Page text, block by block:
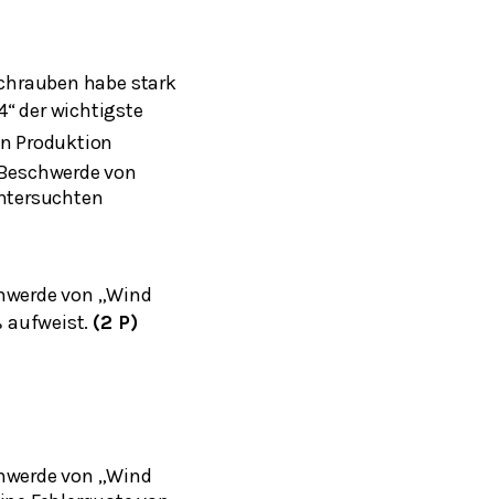
habe stark
der wichtigste
Produktion
von
von „Wind
aufweist. (2 P)
von „Wind